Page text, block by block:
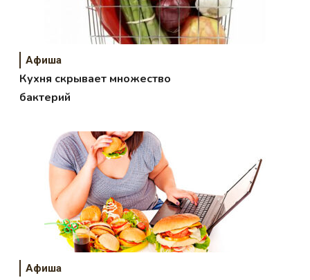
Афиша
Кухня скрывает множество
бактерий
Афиша